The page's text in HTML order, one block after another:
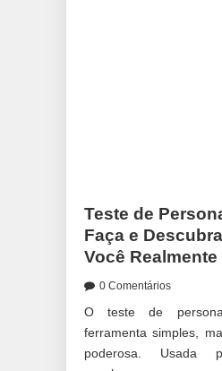
Teste de
Faça e
Você Realmente
0 Comentários
O teste de
ferramenta simples,
poderosa. Usada